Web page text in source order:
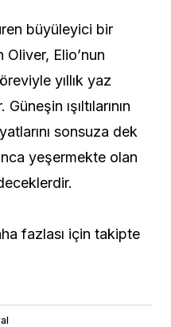
büyüleyici bir
Oliver, Elio’nun
yıllık yaz
ışıltılarının
sonsuza dek
yeşermekte olan
fazlası için takipte